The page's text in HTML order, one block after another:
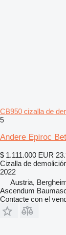
CB950 cizalla de
5
Andere Epiroc
$ 1.111.000 EUR
Cizalla de
2022
Austria,
Ascendum
Contacte con el